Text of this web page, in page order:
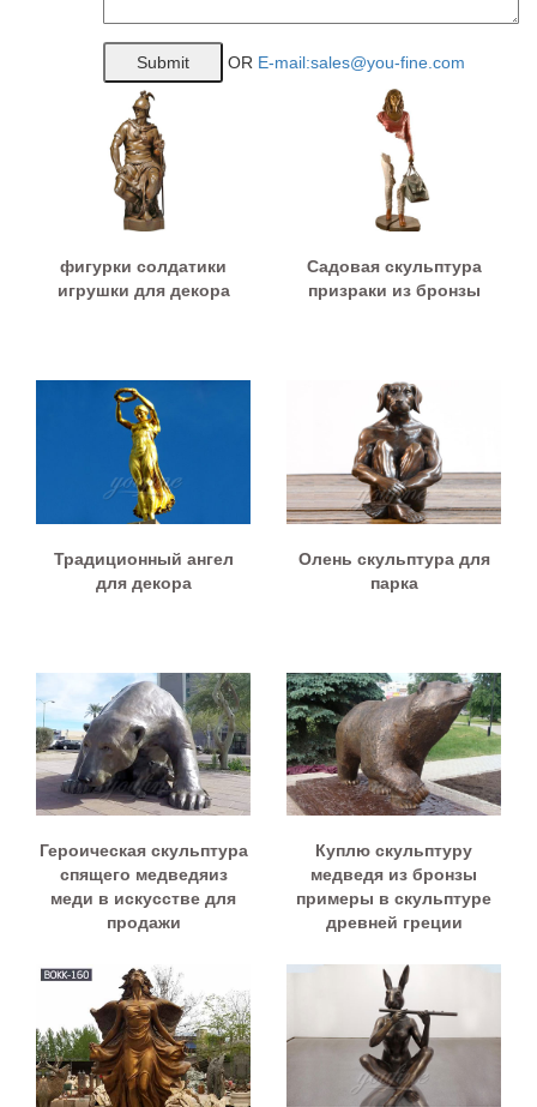
OR E-mail:sales@you-fine.com
фигурки солдатики
игрушки для декора
Садовая скульптура
призраки из бронзы
Традиционный ангел
для декора
Олень скульптура для
парка
Героическая скульптура
спящего медведяиз
меди в искусстве для
продажи
Куплю скульптуру
медведя из бронзы
примеры в скульптуре
древней греции